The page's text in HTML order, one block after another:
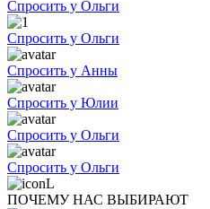
Спросить у Ольги
Спросить у Ольги
Спросить у Анны
Спросить у Юлии
Спросить у Ольги
Спросить у Ольги
ПОЧЕМУ НАС ВЫБИРАЮТ